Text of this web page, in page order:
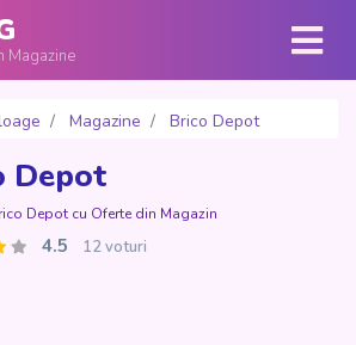
Magazine
Magazine
Brico Depot
Depot
Depot cu Oferte din Magazin
4.5 12 voturi